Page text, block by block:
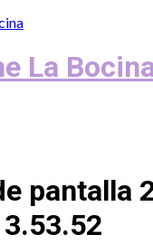
La
pantalla